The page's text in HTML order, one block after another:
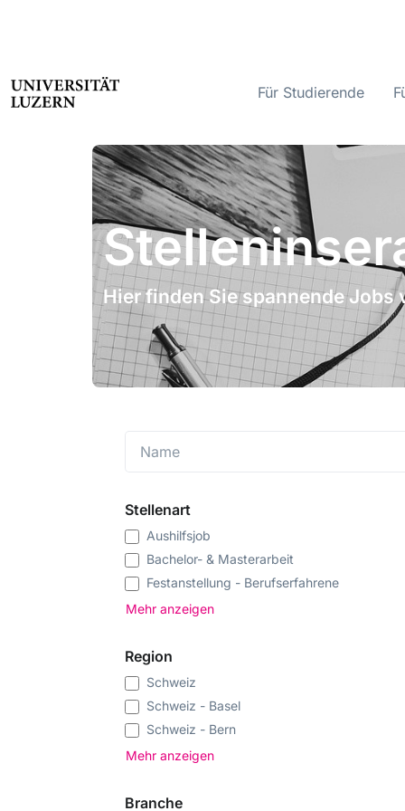
Für Studierende
Hier finden Sie spannende
Stellenart
Aushilfsjob
Bachelor- & Masterarbeit
Festanstellung - Berufserfahrene
Festanstellung - Einstiegsstelle
Praktikum & Traineestelle
Projektarbeit & Freelance
Stundenlohn
Teilzeitstelle
Wissenschaftliche Stelle
Mehr anzeigen
Region
Schweiz
Schweiz - Basel
Schweiz - Bern
Schweiz - Mittelland (SO, AG)
Schweiz - Tessin
Mehr anzeigen
Branche